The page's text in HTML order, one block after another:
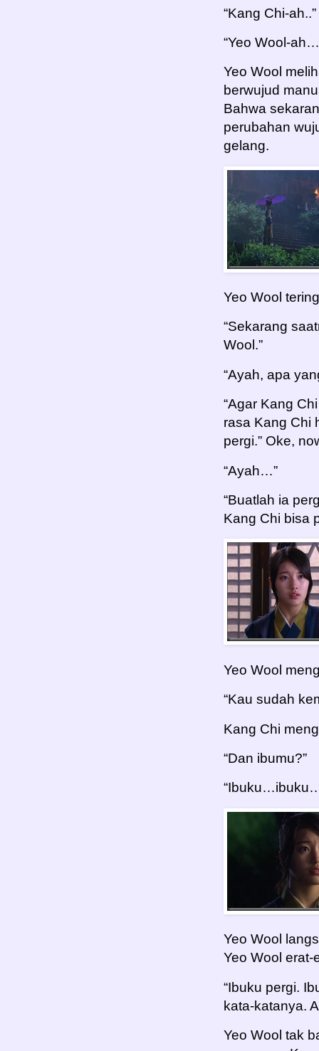
“Kang Chi-ah..”
“Yeo Wool-
Yeo Wool
berwujud
Bahwa
perubahan
gelang.
Yeo Wool
“Sekarang
Wool.”
“Ayah, apa
“Agar Kang
rasa Kang Chi
pergi.” Oke,
“Ayah…”
“Buatlah ia
Kang Chi bisa
Yeo Wool
“Kau sudah
Kang Chi
“Dan ibumu?”
Yeo Wool
Yeo Wool erat-
“Ibuku pergi.
kata-katanya.
Yeo Wool tak